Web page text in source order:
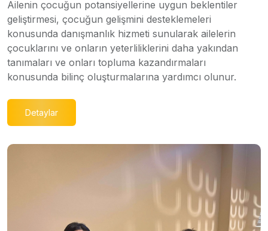
Ailenin çocuğun potansiyellerine uygun beklentiler
geliştirmesi, çocuğun gelişmini desteklemeleri
konusunda danışmanlık hizmeti sunularak ailelerin
çocuklarını ve onların yeterliliklerini daha yakından
tanımaları ve onları topluma kazandırmaları
konusunda bilinç oluşturmalarına yardımcı olunur.
Detaylar